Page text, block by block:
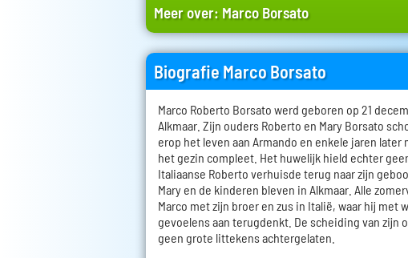
Meer over: Marco Borsato
Biografie Marco Borsato
Marco Roberto Borsato werd geboren op 21
Alkmaar. Zijn ouders Roberto en Mary Borsato
erop het leven aan Armando en enkele jaren later
het gezin compleet. Het huwelijk hield echter
Italiaanse Roberto verhuisde terug naar zijn
Mary en de kinderen bleven in Alkmaar. Alle
Marco met zijn broer en zus in Italië, waar hij met
gevoelens aan terugdenkt. De scheiding van zijn
geen grote littekens achtergelaten.